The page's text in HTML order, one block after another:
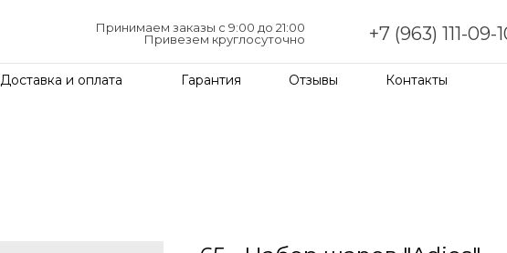
+7 (963) 111-09-
Принимаем заказы с 9:00 до 21:00
Привезем круглосуточно
Доставка и оплата Гарантия Отзывы Контакты